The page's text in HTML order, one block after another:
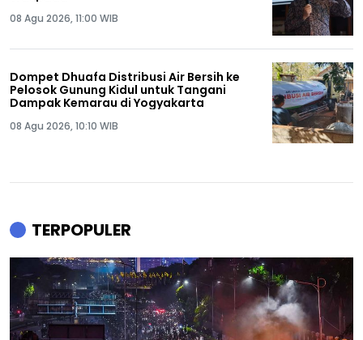
08 Agu 2026, 11:00 WIB
Dompet Dhuafa Distribusi Air Bersih ke
Pelosok Gunung Kidul untuk Tangani
Dampak Kemarau di Yogyakarta
08 Agu 2026, 10:10 WIB
TERPOPULER